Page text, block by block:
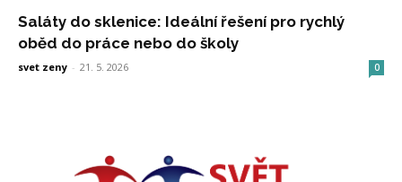
Saláty do sklenice: Ideální řešení pro rychlý
oběd do práce nebo do školy
svet zeny - 21. 5. 2026 0